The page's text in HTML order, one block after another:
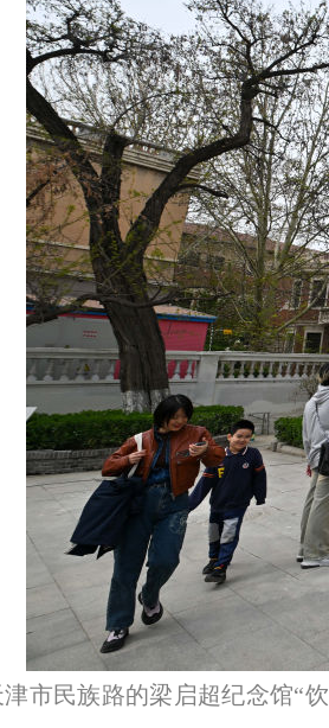
市民族路的梁启超纪念馆“